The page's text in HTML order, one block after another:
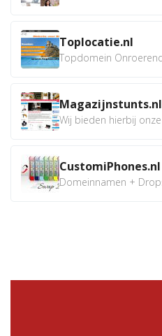
Toplocatie.nl
Magazijnstunts.nl
CustomiPhones.nl